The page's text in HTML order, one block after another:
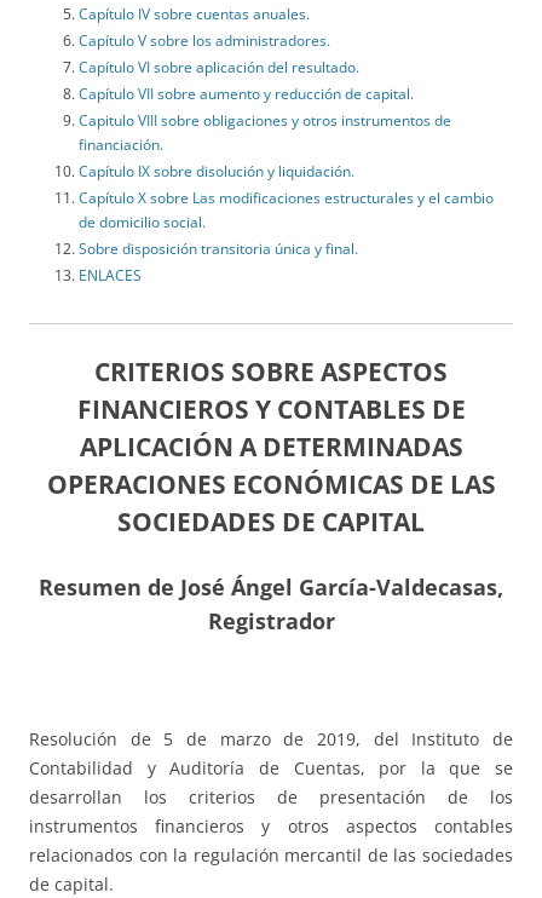
Capítulo IV sobre cuentas anuales.
Capítulo V sobre los administradores.
Capítulo VI sobre aplicación del resultado.
Capítulo VII sobre aumento y reducción de capital.
Capitulo VIII sobre obligaciones y otros instrumentos de
financiación.
Capítulo IX sobre disolución y liquidación.
Capítulo X sobre Las modificaciones estructurales y el cambio
de domicilio social.
Sobre disposición transitoria única y final.
ENLACES
CRITERIOS SOBRE ASPECTOS
FINANCIEROS Y CONTABLES DE
APLICACIÓN A DETERMINADAS
OPERACIONES ECONÓMICAS DE LAS
SOCIEDADES DE CAPITAL
Resumen de José Ángel García-Valdecasas,
Registrador
Resolución de 5 de marzo de 2019, del Instituto de
Contabilidad y Auditoría de Cuentas, por la que se
desarrollan los criterios de presentación de los
instrumentos financieros y otros aspectos contables
relacionados con la regulación mercantil de las sociedades
de capital.